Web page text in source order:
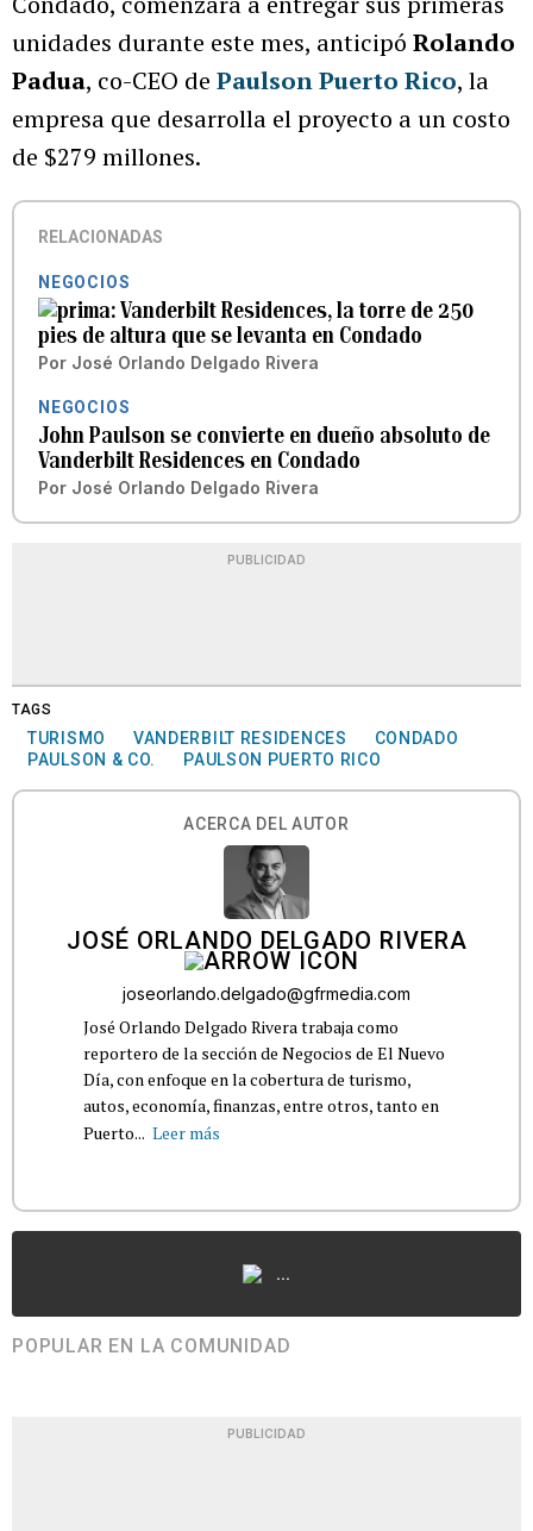
unidades durante este mes, anticipó Rolando
Padua, co-CEO de Paulson Puerto Rico, la
empresa que desarrolla el proyecto a un costo
de $279 millones.
RELACIONADAS
NEGOCIOS
Vanderbilt Residences, la torre de 250
pies de altura que se levanta en Condado
Por José Orlando Delgado Rivera
NEGOCIOS
John Paulson se convierte en dueño absoluto de
Vanderbilt Residences en Condado
Por José Orlando Delgado Rivera
PUBLICIDAD
TAGS
TURISMO VANDERBILT RESIDENCES
CONDADO
PAULSON & CO.
PAULSON PUERTO RICO
ACERCA DEL AUTOR
JOSÉ ORLANDO DELGADO RIVERA
joseorlando.delgado@gfrmedia.com
José Orlando Delgado Rivera trabaja como
reportero de la sección de Negocios de El Nuevo
Día, con enfoque en la cobertura de turismo,
autos, economía, finanzas, entre otros, tanto en
Puerto... Leer más
...
POPULAR EN LA COMUNIDAD
PUBLICIDAD